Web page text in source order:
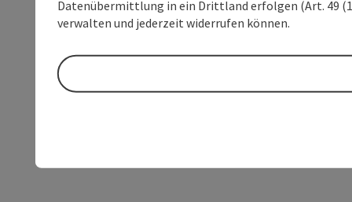
Datenübermittlung in ein Drittland erfolgen (Art. 49
verwalten und jederzeit widerrufen können.